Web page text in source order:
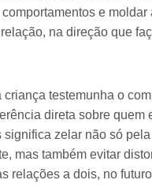
e moldar
na direção que
criança testemunha o
direta sobre quem
significa zelar não só
mas também evitar
relações a dois, no